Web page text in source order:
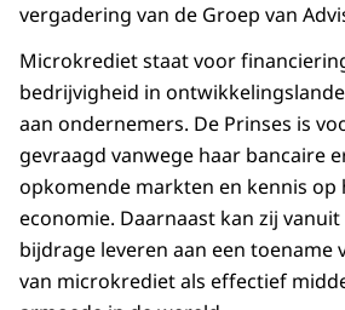
vergadering van de Groep van
Microkrediet staat voor
bedrijvigheid in
aan ondernemers. De Prinses is
gevraagd vanwege haar bancaire
opkomende markten en kennis op
economie. Daarnaast kan zij
bijdrage leveren aan een toename
van microkrediet als effectief